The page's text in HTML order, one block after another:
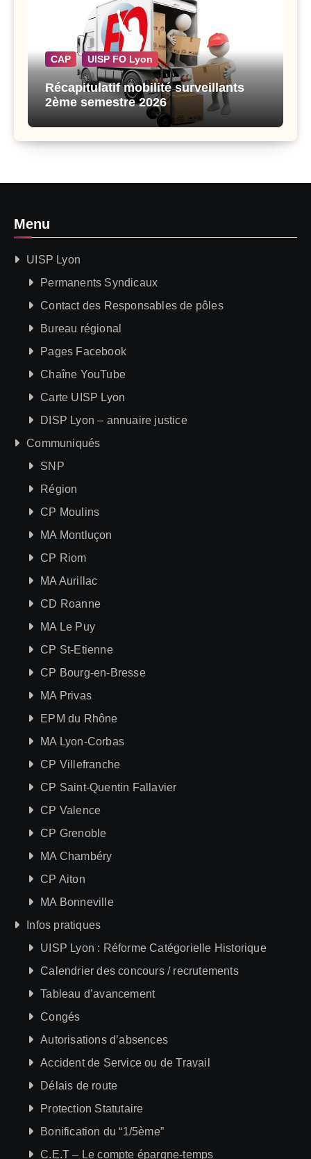
CAP UISP FO Lyon
Récapitulatif mobilité surveillants
2ème semestre 2026
Menu
UISP Lyon
Permanents Syndicaux
Contact des Responsables de pôles
Bureau régional
Pages Facebook
Chaîne YouTube
Carte UISP Lyon
DISP Lyon – annuaire justice
Communiqués
SNP
Région
CP Moulins
MA Montluçon
CP Riom
MA Aurillac
CD Roanne
MA Le Puy
CP St-Etienne
CP Bourg-en-Bresse
MA Privas
EPM du Rhône
MA Lyon-Corbas
CP Villefranche
CP Saint-Quentin Fallavier
CP Valence
CP Grenoble
MA Chambéry
CP Aiton
MA Bonneville
Infos pratiques
UISP Lyon : Réforme Catégorielle Historique
Calendrier des concours / recrutements
Tableau d’avancement
Congés
Autorisations d’absences
Accident de Service ou de Travail
Délais de route
Protection Statutaire
Bonification du “1/5ème”
C.E.T – Le compte épargne-temps